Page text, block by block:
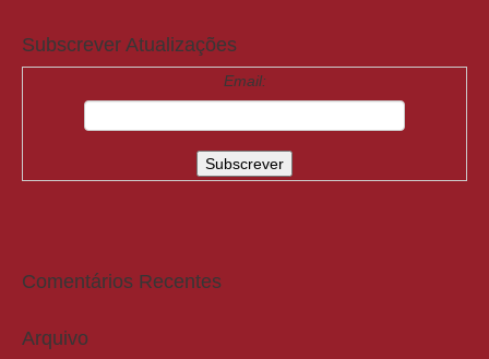
Subscrever Atualizações
Email:
Comentários Recentes
Arquivo